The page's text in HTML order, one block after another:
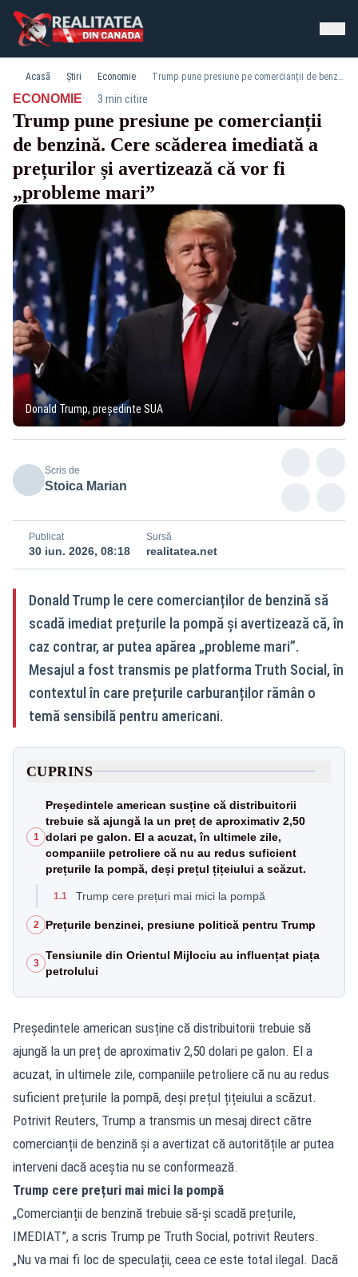
Acasă Știri Economie Trump pune presiune pe comercianții de benzină. Cere scăderea imediată a prețurilor și avertizează că vor fi „probleme mari”
ECONOMIE· 3 min citire
Trump pune presiune pe comercianții
de benzină. Cere scăderea imediată a
prețurilor și avertizează că vor fi
„probleme mari”
Donald Trump, președinte SUA
Scris de
Stoica Marian
Publicat
30 iun. 2026, 08:18
Sursă
realitatea.net
Donald Trump le cere comercianților de benzină să
scadă imediat prețurile la pompă și avertizează că, în
caz contrar, ar putea apărea „probleme mari”.
Mesajul a fost transmis pe platforma Truth Social, în
contextul în care prețurile carburanților rămân o
temă sensibilă pentru americani.
CUPRINS
1
Președintele american susține că distribuitorii
trebuie să ajungă la un preț de aproximativ 2,50
dolari pe galon. El a acuzat, în ultimele zile,
companiile petroliere că nu au redus suficient
prețurile la pompă, deși prețul țițeiului a scăzut.
1.1 Trump cere prețuri mai mici la pompă
2 Prețurile benzinei, presiune politică pentru Trump
3
Tensiunile din Orientul Mijlociu au influențat piața
petrolului
Președintele american susține că distribuitorii trebuie să
ajungă la un preț de aproximativ 2,50 dolari pe galon. El a
acuzat, în ultimele zile, companiile petroliere că nu au redus
suficient prețurile la pompă, deși prețul țițeiului a scăzut.
Potrivit Reuters, Trump a transmis un mesaj direct către
comercianții de benzină și a avertizat că autoritățile ar putea
interveni dacă aceștia nu se conformează.
Trump cere prețuri mai mici la pompă
„Comercianții de benzină trebuie să-și scadă prețurile,
IMEDIAT”, a scris Trump pe Truth Social, potrivit Reuters.
„Nu va mai fi loc de speculații, ceea ce este total ilegal. Dacă